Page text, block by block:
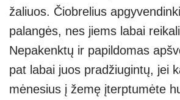
žaliuos. Čiobrelius
palangės, nes jiems labai
Nepakenktų ir papildomas
pat labai juos pradžiugintų, jei
mėnesius į žemę įterptumėte